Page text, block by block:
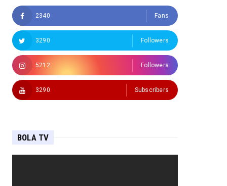
2340 Fans
3290 Followers
5212 Followers
3290 Subscribers
BOLA TV